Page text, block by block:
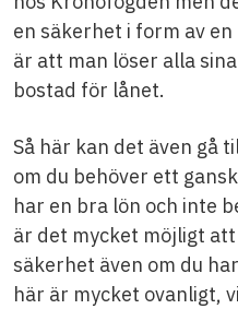
en säkerhet i form av
är att man löser alla
bostad för lånet.
Så här kan det även gå
om du behöver ett
har en bra lön och inte
är det mycket möjligt
säkerhet även om du
här är mycket ovanligt,